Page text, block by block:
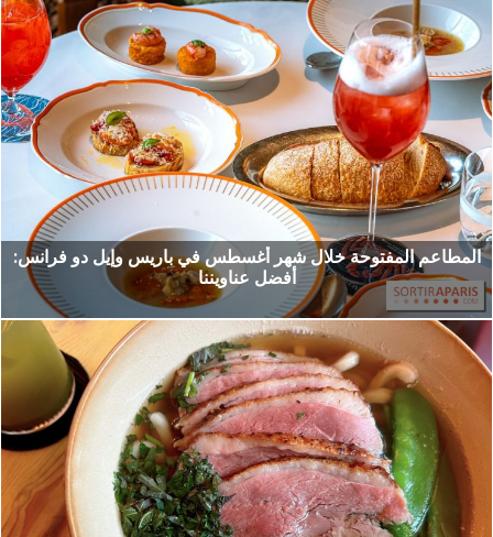
المطاعم المفتوحة خلال شهر أغسطس في باريس وإيل دو فرانس:
أفضل عناويننا